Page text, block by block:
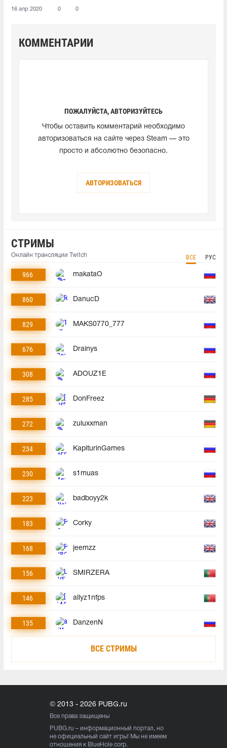
16 апр 2020 0 0
КОММЕНТАРИИ
ПОЖАЛУЙСТА, АВТОРИЗУЙТЕСЬ
Чтобы оставить комментарий необходимо
авторизоваться на сайте через Steam — это
просто и абсолютно безопасно.
АВТОРИЗОВАТЬСЯ
СТРИМЫ
Онлайн трансляции Twitch ВСЕ РУС
966 makataO
860 DanucD
829 MAKS0770_777
676 Drainys
308 ADOUZ1E
285 DonFreez
272 zuluxxman
234 KapiturinGames
230 s1muas
223 badboyy2k
183 Corky
168 jeemzz
156 SMIRZERA
146 allyz1nfps
135 DanzenN
ВСЕ СТРИМЫ
© 2013 - 2026 PUBG.ru
Все права защищены
PUBG.ru – информационный портал, но
не официальный сайт игры! Мы не имеем
отношения к BlueHole corp.